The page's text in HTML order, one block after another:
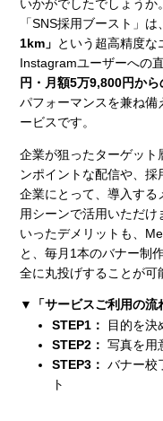
いかがでしたでしょうか。
「SNS採用ブースト」
1km」 という超高精度
Instagramユーザーへの
円・月額5万9,800円から
パフォーマンスを兼ね備
ービスです。
企業が狙ったターゲット
ンポイントな配信や、
企業にとって、導入する
用シーンで活用いただ
いったデメリットも、
と、毎月1本のバナー制
全に丸投げすることが可
▼「サービスご利用の流
STEP1：
目的を決
STEP2： 写真を用
STEP3： バナー校
ト